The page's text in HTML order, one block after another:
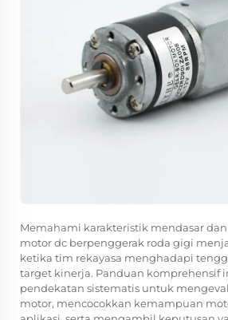
Memahami karakteristik mendasar
motor dc berpenggerak roda gigi
ketika tim rekayasa menghadapi
target kinerja. Panduan komprehensif
pendekatan sistematis untuk
motor, mencocokkan kemampuan